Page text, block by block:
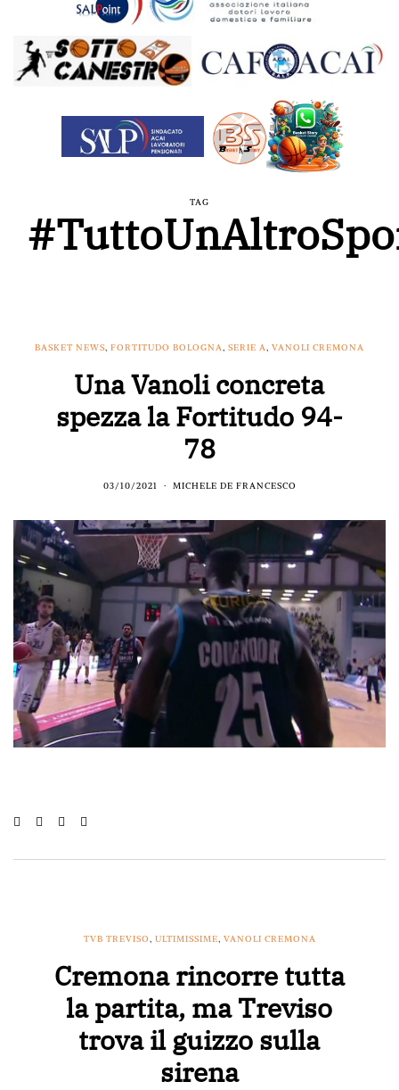
TAG
BASKET NEWS, FORTITUDO BOLOGNA, SERIE A, VANOLI CREMONA
Una Vanoli concreta
spezza la Fortitudo 94-
78
03/10/2021 MICHELE DE FRANCESCO
TVB TREVISO, ULTIMISSIME, VANOLI CREMONA
Cremona rincorre tutta
la partita, ma Treviso
trova il guizzo sulla
sirena